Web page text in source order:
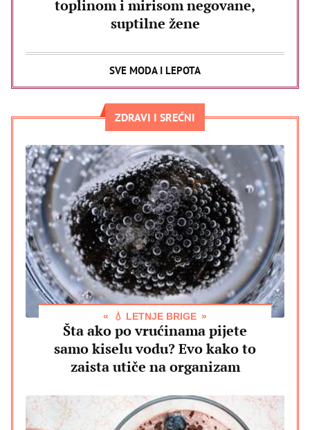
toplinom i mirisom negovane,
suptilne žene
SVE MODA I LEPOTA
ZDRAVI I SREĆNI
💧 LETNJE BRIGE
Šta ako po vrućinama pijete
samo kiselu vodu? Evo kako to
zaista utiče na organizam